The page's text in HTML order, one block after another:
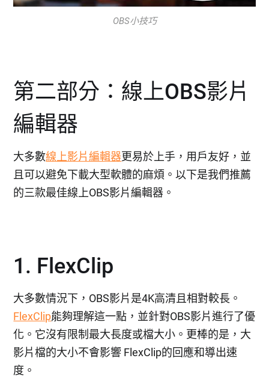
OBS小技巧
第二部分：線上OBS影片
編輯器
大多數線上影片編輯器更易於上手，用戶友好，並
且可以避免下載大型軟體的麻煩。以下是我們推薦
的三款最佳線上OBS影片編輯器。
1. FlexClip
大多數情況下，OBS影片是4K高清且相對較長。
FlexClip能夠理解這一點，並針對OBS影片進行了優
化。它沒有限制最大長度或檔大小。更棒的是，大
影片檔的大小不會影響 FlexClip的回應和導出速
度。